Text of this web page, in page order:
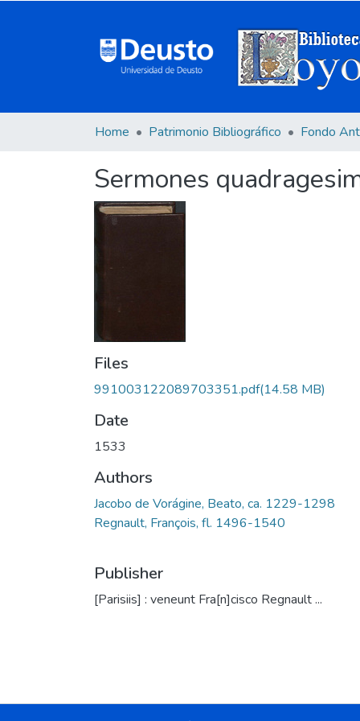
Home Patrimonio Bibliográfico Fondo
Sermones
Files
991003122089703351.pdf(14.58 MB)
Date
1533
Authors
Jacobo de Vorágine, Beato, ca. 1229-1298
Regnault, François, fl. 1496-1540
Publisher
[Parisiis] : veneunt Fra[n]cisco Regnault ...